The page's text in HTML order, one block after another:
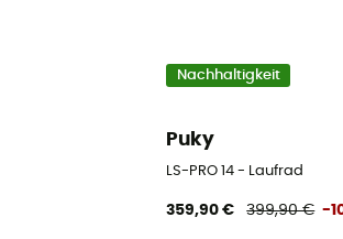
Nachhaltigkeit
Puky
LS-PRO 14 - Laufrad
359,90 € 399,90 € -